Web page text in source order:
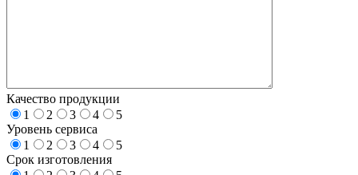
Качество продукции
1
2 3 4
5
Уровень сервиса
1
2 3 4
5
Срок изготовления